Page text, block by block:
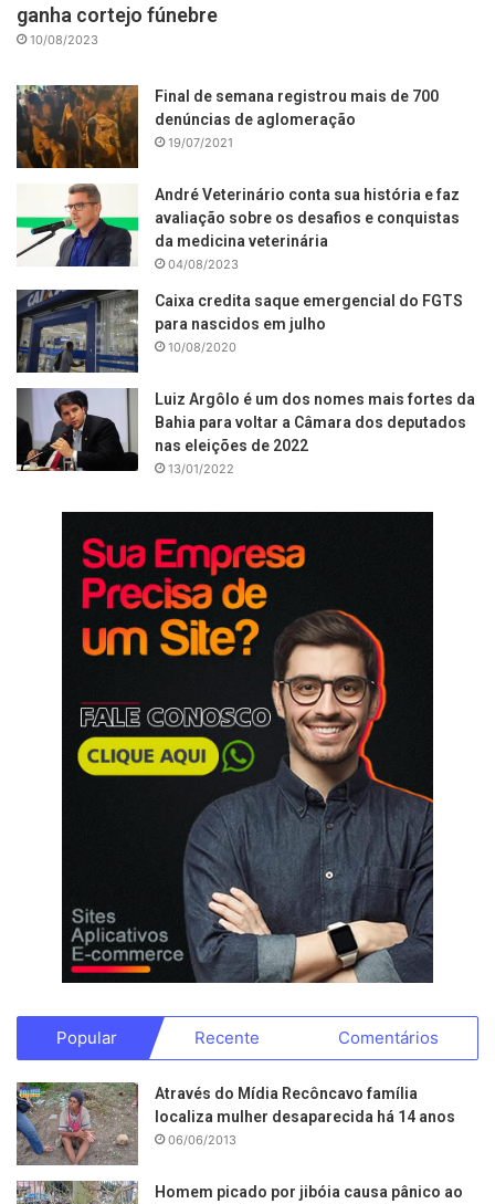
ganha cortejo fúnebre
10/08/2023
Final de semana registrou mais de 700
denúncias de aglomeração
19/07/2021
André Veterinário conta sua história e faz
avaliação sobre os desafios e conquistas
da medicina veterinária
04/08/2023
Caixa credita saque emergencial do FGTS
para nascidos em julho
10/08/2020
Luiz Argôlo é um dos nomes mais fortes da
Bahia para voltar a Câmara dos deputados
nas eleições de 2022
13/01/2022
Popular Recente Comentários
Através do Mídia Recôncavo família
localiza mulher desaparecida há 14 anos
06/06/2013
Homem picado por jibóia causa pânico ao